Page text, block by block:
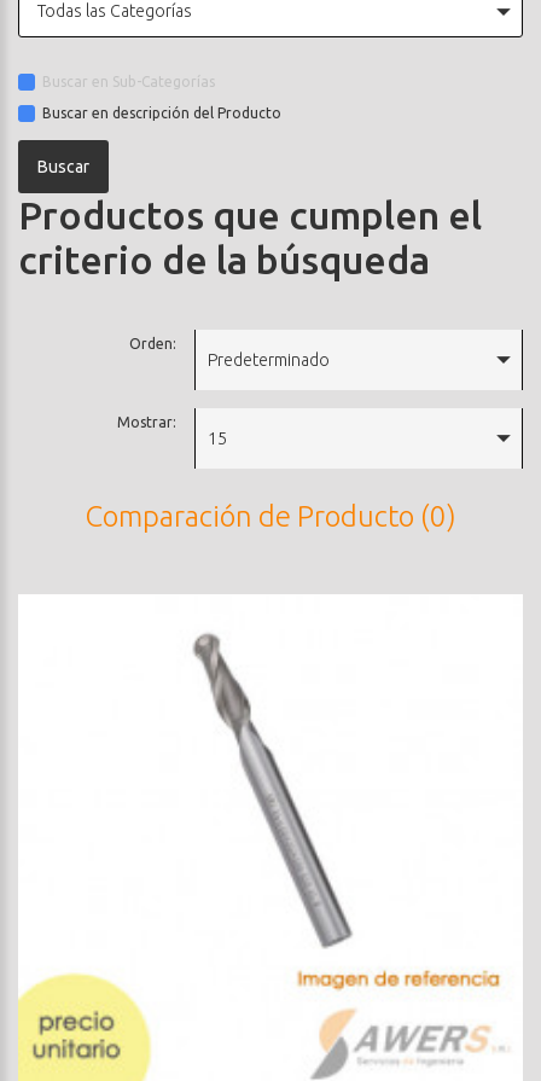
Todas las Categorías
Buscar en Sub-Categorías
Buscar en descripción del Producto
Productos que cumplen el
criterio de la búsqueda
Orden:
Predeterminado
Mostrar:
15
Comparación de Producto (0)